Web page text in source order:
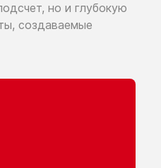
но и глубокую
создаваемые